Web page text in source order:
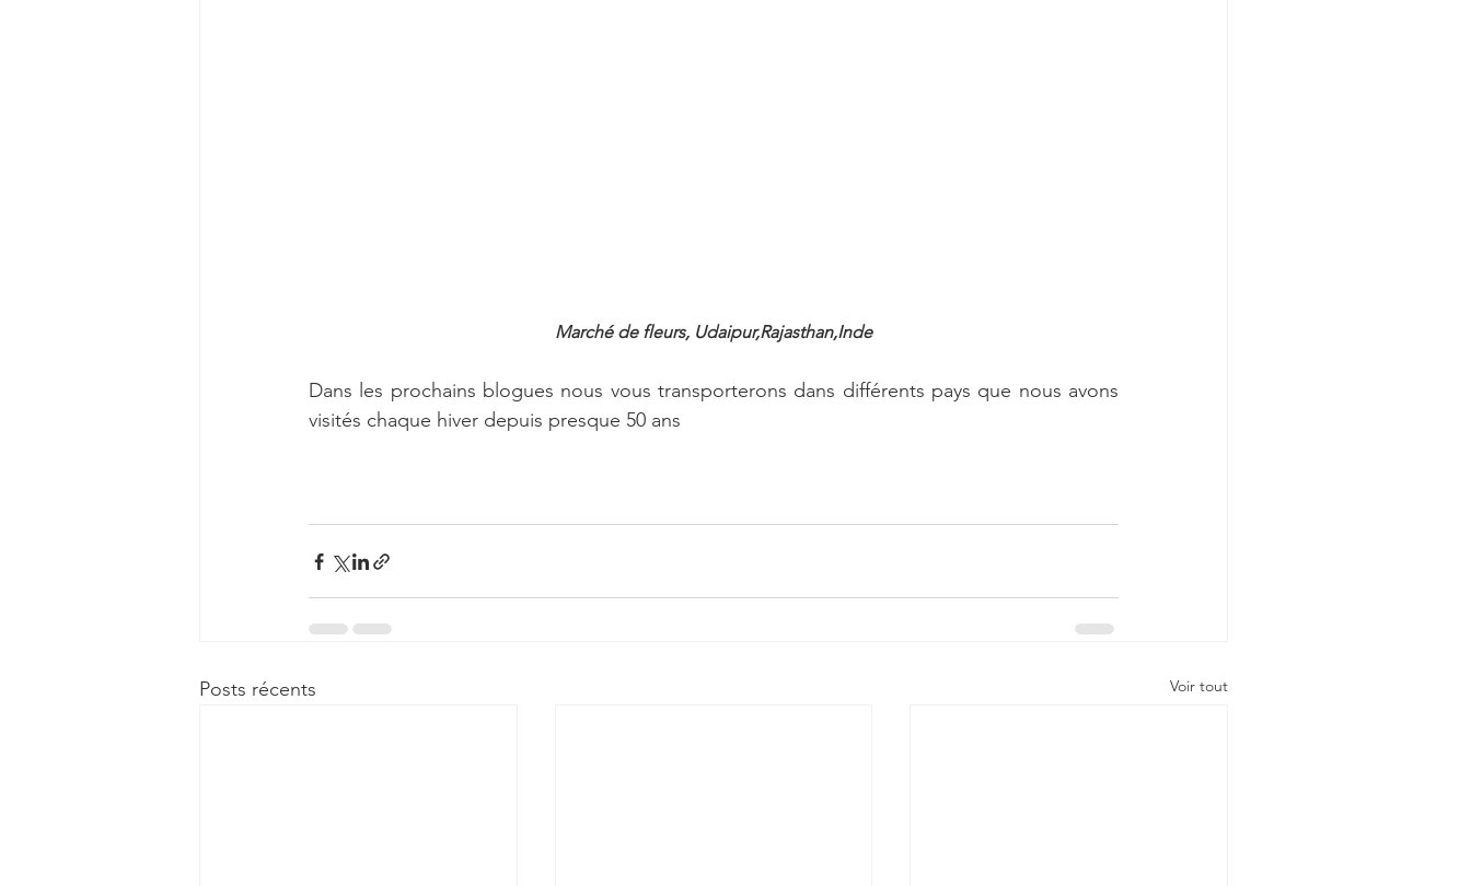
Marché de fleurs, Udaipur,Rajasthan,Inde
Dans les prochains blogues nous vous transporterons dans différents pays que nous avons
visités chaque hiver depuis presque 50 ans
Posts récents Voir tout